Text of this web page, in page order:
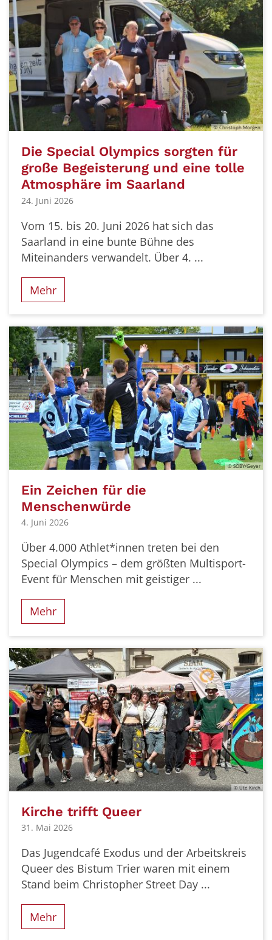
© Christoph Morgen
Die Special Olympics sorgten für
große Begeisterung und eine tolle
Atmosphäre im Saarland
24. Juni 2026
Vom 15. bis 20. Juni 2026 hat sich das
Saarland in eine bunte Bühne des
Miteinanders verwandelt. Über 4. ...
Mehr
© SOBY/Geyer
Ein Zeichen für die
Menschenwürde
4. Juni 2026
Über 4.000 Athlet*innen treten bei den
Special Olympics – dem größten Multisport-
Event für Menschen mit geistiger ...
Mehr
© Ute Kirch
Kirche trifft Queer
31. Mai 2026
Das Jugendcafé Exodus und der Arbeitskreis
Queer des Bistum Trier waren mit einem
Stand beim Christopher Street Day ...
Mehr